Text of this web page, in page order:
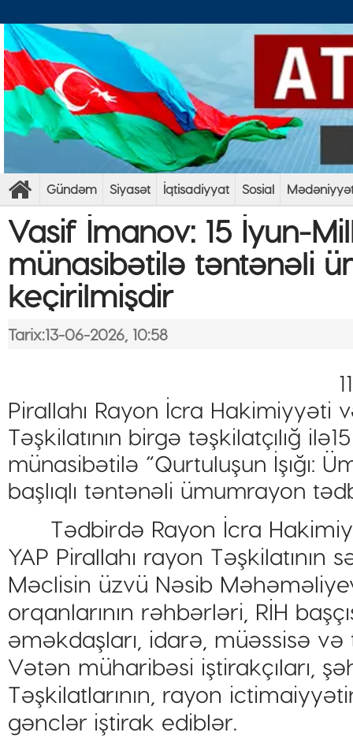
Gündəm Siyasət İqtisadiyyat Sosial
​Vasif İmanov: 15 İyun-
münasibətilə təntənəli
keçirilmişdir
Tarix:13-06-2026, 10:58
Pirallahı Rayon İcra Hakimiyyəti
Təşkilatının birgə təşkilatçılığ
münasibətilə “Qurtuluşun İşığı:
başlıqlı təntənəli ümumrayon
Tədbirdə Rayon İcra
YAP Pirallahı rayon Təşkilatının
Məclisin üzvü Nəsib
orqanlarının rəhbərləri, RİH
əməkdaşları, idarə, müəssisə
Vətən müharibəsi iştirakçıları,
Təşkilatlarının, rayon
gənclər iştirak ediblər.